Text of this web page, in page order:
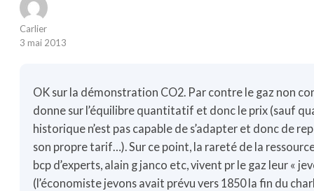
Carlier
3 mai 2013
OK sur la démonstration CO2. Par contre le gaz non
donne sur l’équilibre quantitatif et donc le prix (sauf
historique n’est pas capable de s’adapter et donc de
son propre tarif…). Sur ce point, la rareté de la
bcp d’experts, alain g janco etc, vivent pr le gaz leur «
(l’économiste jevons avait prévu vers 1850 la fin du